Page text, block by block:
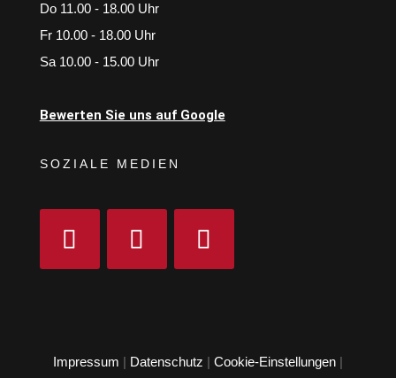
Do 11.00 - 18.00 Uhr
Fr 10.00 - 18.00 Uhr
Sa 10.00 - 15.00 Uhr
Bewerten Sie uns auf Google
SOZIALE MEDIEN
Impressum | Datenschutz | Cookie-Einstellungen|